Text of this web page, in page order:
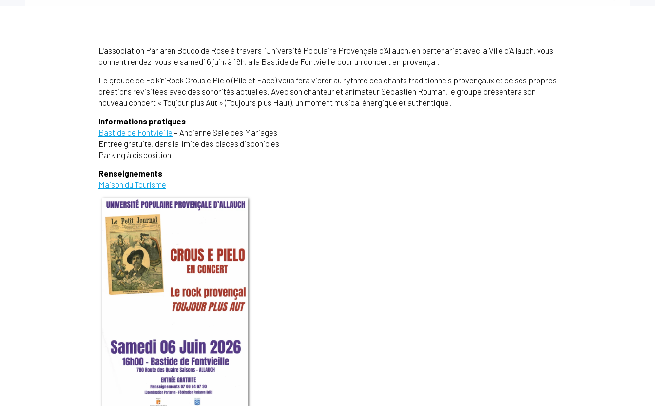
L’association Parlaren Bouco de Rose à travers l’Université Populaire Provençale d’Allauch, en partenariat avec la Ville d’Allauch, vous
donnent rendez-vous le samedi 6 juin, à 16h, à la Bastide de Fontvieille pour un concert en provençal.
Le groupe de Folk’n’Rock Crous e Pielo (Pile et Face) vous fera vibrer au rythme des chants traditionnels provençaux et de ses propres
créations revisitées avec des sonorités actuelles. Avec son chanteur et animateur Sébastien Rouman, le groupe présentera son
nouveau concert « Toujour plus Aut » (Toujours plus Haut), un moment musical énergique et authentique.
Informations pratiques
Bastide de Fontvieille – Ancienne Salle des Mariages
Entrée gratuite, dans la limite des places disponibles
Parking à disposition
Renseignements
Maison du Tourisme